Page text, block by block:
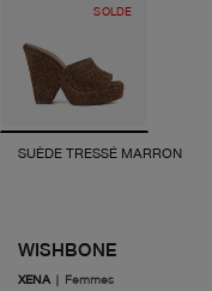
SOLDE
SUÈDE TRESSÉ MARRON
WISHBONE
XENA | Femmes